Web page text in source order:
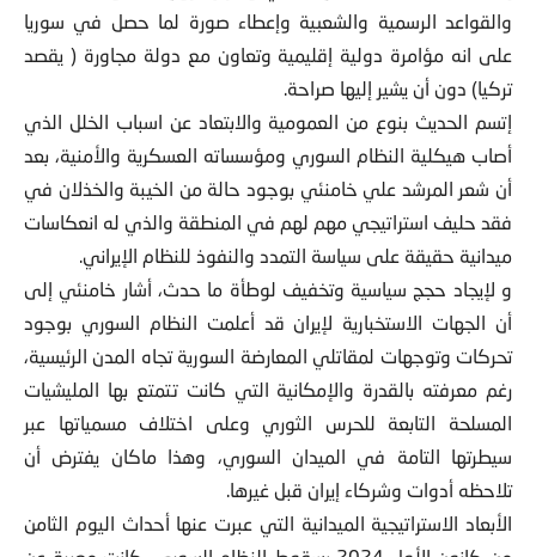
والقواعد الرسمية والشعبية وإعطاء صورة لما حصل في سوريا
على انه مؤامرة دولية إقليمية وتعاون مع دولة مجاورة ( يقصد
تركيا) دون أن يشير إليها صراحة.
إتسم الحديث بنوع من العمومية والابتعاد عن اسباب الخلل الذي
أصاب هيكلية النظام السوري ومؤسساته العسكرية والأمنية، بعد
أن شعر المرشد علي خامنئي بوجود حالة من الخيبة والخذلان في
فقد حليف استراتيجي مهم لهم في المنطقة والذي له انعكاسات
ميدانية حقيقة على سياسة التمدد والنفوذ للنظام الإيراني.
و لإيجاد حجج سياسية وتخفيف لوطأة ما حدث، أشار خامنئي إلى
أن الجهات الاستخبارية لإيران قد أعلمت النظام السوري بوجود
تحركات وتوجهات لمقاتلي المعارضة السورية تجاه المدن الرئيسية،
رغم معرفته بالقدرة والإمكانية التي كانت تتمتع بها المليشيات
المسلحة التابعة للحرس الثوري وعلى اختلاف مسمياتها عبر
سيطرتها التامة في الميدان السوري، وهذا ماكان يفترض أن
تلاحظه أدوات وشركاء إيران قبل غيرها.
الأبعاد الاستراتيجية الميدانية التي عبرت عنها أحداث اليوم الثامن